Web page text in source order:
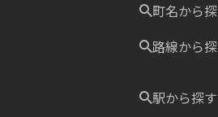
町名から
路線から
駅から探す